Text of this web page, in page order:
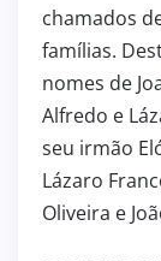
chamados
famílias.
nomes de
Alfredo e
seu irmão
Lázaro
Oliveira e